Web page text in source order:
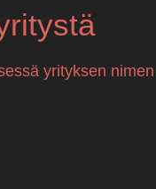
yrityksen